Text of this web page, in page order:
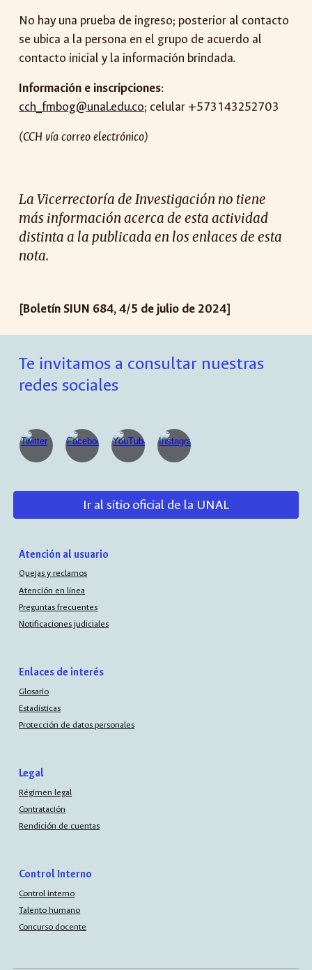
No hay una prueba de ingreso; posterior al contacto
se ubica a la persona en el grupo de acuerdo al
contacto inicial y la información brindada.
Información e inscripciones:
cch_fmbog@unal.edu.co; celular +573143252703
(CCH vía correo electrónico)
La Vicerrectoría de Investigación no tiene
más información acerca de esta actividad
distinta a la publicada en los enlaces de esta
nota.
[Boletín SIUN 684, 4/5 de julio de 2024]
Te invitamos a consultar nuestras
redes sociales
Ir al sitio oficial de la UNAL
Atención al usuario
Quejas y reclamos
Atención en línea
Preguntas frecuentes
Notificaciones judiciales
Enlaces de interés
Glosario
Estadísticas
Protección de datos personales
Legal
Régimen legal
Contratación
Rendición de cuentas
Control Interno
Control interno
Talento humano
Concurso docente